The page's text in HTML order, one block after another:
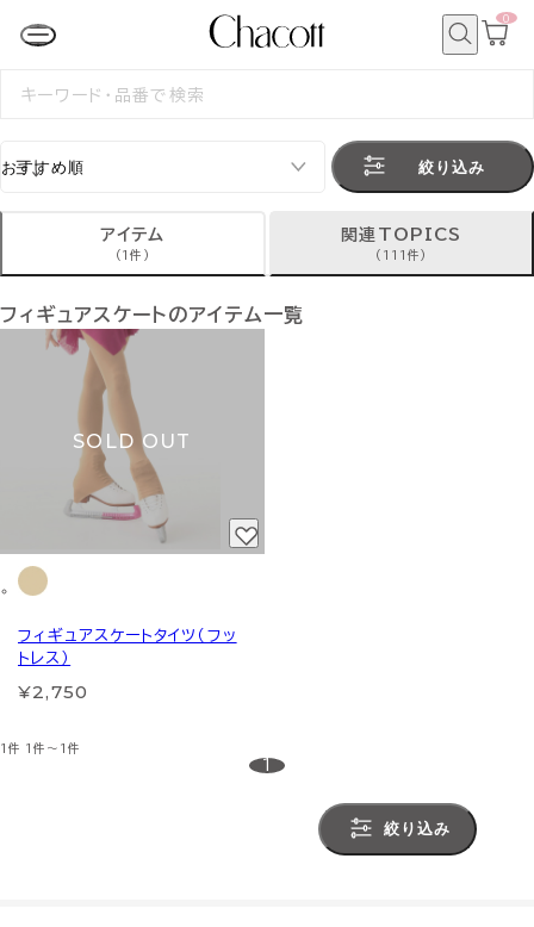
カ
0
検
絞り込み
アイテム
(1件)
関連TOPICS
(111件)
フィギュアスケートのアイテム一覧
SOLD OUT
フィギュアスケートタイツ（フッ
トレス）
¥2,750
1件 1件～1件
1
絞り込み